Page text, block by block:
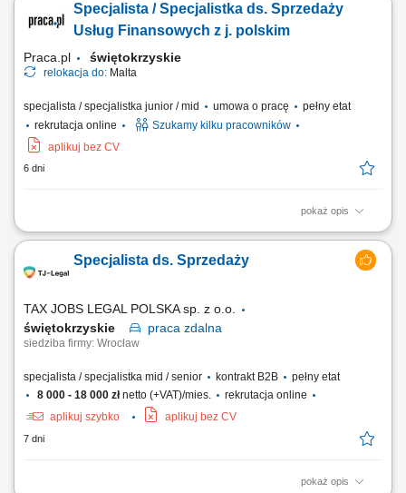
oraz budowanie zainteresowania ofertą, współpraca z zespołem
sprzedaży w zakresie przygotowywania nowych możliwości
Specjalista / Specjalistka ds. Sprzedaży
Usług Finansowych z j. polskim
Praca.pl świętokrzyskie
relokacja do: Malta
specjalista / specjalistka junior / mid umowa o pracę
pełny etat
rekrutacja online
Szukamy kilku pracowników
aplikuj bez CV
6 dni
pokaż opis
Zakres obowiązków: Telefoniczny kontakt z klientami zainteresowanymi
edukacji finansowej. Budowanie długofalowych relacji z klientami.
Pozyskiwanie nowych klientów i rozwijanie współpracy z partnerami
Specjalista ds. Sprzedaży
TAX JOBS LEGAL POLSKA sp. z o.o.
świętokrzyskie
praca zdalna
siedziba firmy: Wrocław
specjalista / specjalistka mid / senior kontrakt B2B
pełny etat
8 000 - 18 000 złnetto (+VAT)/mies.
rekrutacja online
aplikuj szybko
aplikuj bez CV
7 dni
pokaż opis